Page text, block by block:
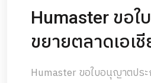
Humaster ขอใ
ขยายตลาดเอเ
Humaster ขอใบอนุญาตประ